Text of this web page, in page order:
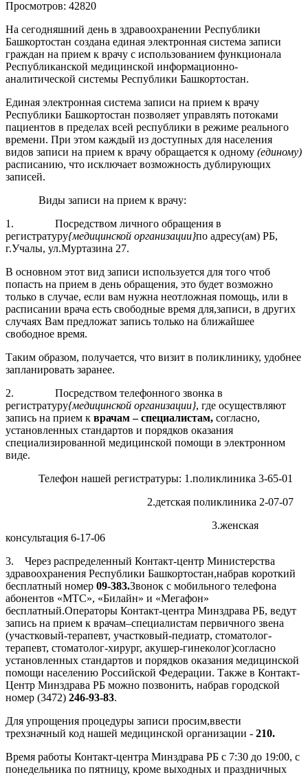
Просмотров: 42820
На сегодняшний день в здравоохранении Республики
Башкортостан создана единая электронная система записи
граждан на прием к врачу с использованием функционала
Республиканской медицинской информационно-
аналитической системы Республики Башкортостан.
Единая электронная система записи на прием к врачу
Республики Башкортостан позволяет управлять потоками
пациентов в пределах всей республики в режиме реального
времени. При этом каждый из доступных для населения
видов записи на прием к врачу обращается к одному (единому)
расписанию, что исключает возможность дублирующих
записей.
Виды записи на прием к врачу:
1. Посредством личного обращения в
регистратуру{медицинской организации}по адресу(ам) РБ,
г.Учалы, ул.Муртазина 27.
В основном этот вид записи используется для того чтоб
попасть на прием в день обращения, это будет возможно
только в случае, если вам нужна неотложная помощь, или в
расписании врача есть свободные время для,записи, в других
случаях Вам предложат запись только на ближайшее
свободное время.
Таким образом, получается, что визит в поликлинику, удобнее
запланировать заранее.
2. Посредством телефонного звонка в
регистратуру{медицинской организации}, где осуществляют
запись на прием к врачам – специалистам, согласно,
установленных стандартов и порядков оказания
специализированной медицинской помощи в электронном
виде.
Телефон нашей регистратуры: 1.поликлиника 3-65-01
2.детская поликлиника 2-07-07
3.женская
консультация 6-17-06
3. Через распределенный Контакт-центр Министерства
здравоохранения Республики Башкортостан,набрав короткий
бесплатный номер 09-383.Звонок с мобильного телефона
абонентов «МТС», «Билайн» и «Мегафон»
бесплатный.Операторы Контакт-центра Минздрава РБ, ведут
запись на прием к врачам–специалистам первичного звена
(участковый-терапевт, участковый-педиатр, стоматолог-
терапевт, стоматолог-хирург, акушер-гинеколог)согласно
установленных стандартов и порядков оказания медицинской
помощи населению Российской Федерации. Также в Контакт-
Центр Минздрава РБ можно позвонить, набрав городской
номер (3472) 246-93-83.
Для упрощения процедуры записи просим,ввести
трехзначный код нашей медицинской организации - 210.
Время работы Контакт-центра Минздрава РБ с 7:30 до 19:00, с
понедельника по пятницу, кроме выходных и праздничных